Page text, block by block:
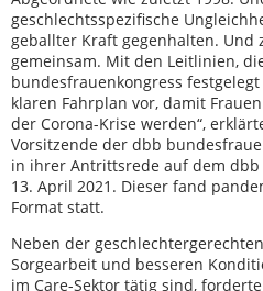
geschlechtsspezifische
geballter Kraft gegenhalten. Und
gemeinsam. Mit den Leitlinien,
bundesfrauenkongress
klaren Fahrplan vor, damit
der Corona-Krise werden“,
Vorsitzende der dbb
in ihrer Antrittsrede auf dem
13. April 2021. Dieser fand
Format statt.
Neben der
Sorgearbeit und besseren
im Care-Sektor tätig sind,